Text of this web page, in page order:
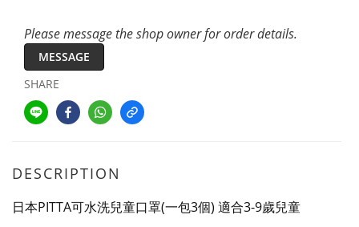
Please message the shop owner for order details.
MESSAGE
SHARE
DESCRIPTION
日本PITTA可水洗兒童口罩(一包3個) 適合3-9歲兒童